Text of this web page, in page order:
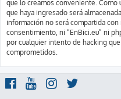
que lo creamos conveniente. Como
que haya ingresado será
información no será compartida
consentimiento, ni “EnBici.eu” ni
por cualquier intento de hacking
comprometidos.